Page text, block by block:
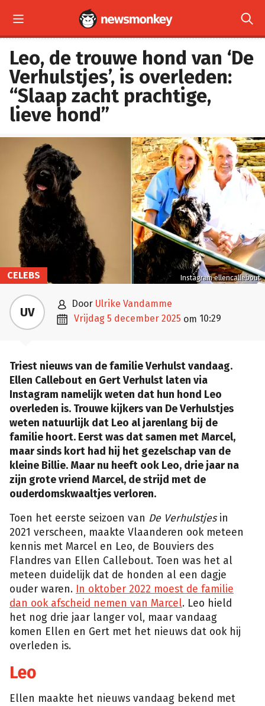
 
Leo, de trouwe hond van ‘De
Verhulstjes’, is overleden:
“Slaap zacht prachtige,
lieve hond”
Instagram ellencallebout
CELEBS
UV  door Ulrike Vandamme
 vrijdag 5 december 2025 om 10:29
Triest nieuws van de familie Verhulst vandaag.
Ellen Callebout en Gert Verhulst laten via
Instagram namelijk weten dat hun hond Leo
overleden is. Trouwe kijkers van De Verhulstjes
weten natuurlijk dat Leo al jarenlang bij de
familie hoort. Eerst was dat samen met Marcel,
maar sinds kort had hij het gezelschap van de
kleine Billie. Maar nu heeft ook Leo, drie jaar na
zijn grote vriend Marcel, de strijd met de
ouderdomskwaaltjes verloren.
Toen het eerste seizoen van De Verhulstjesin
2021 verscheen, maakte Vlaanderen ook meteen
kennis met Marcel en Leo, de Bouviers des
Flandres van Ellen Callebout. Toen was het al
meteen duidelijk dat de honden al een dagje
ouder waren. In oktober 2022 moest de familie
dan ook afscheid nemen van Marcel. Leo hield
het nog drie jaar langer vol, maar vandaag
komen Ellen en Gert met het nieuws dat ook hij
overleden is.
Leo
Ellen maakte het nieuws vandaag bekend met